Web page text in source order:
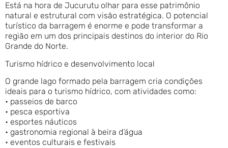
Está na hora de Jucurutu olhar para esse patrimônio
natural e estrutural com visão estratégica. O potencial
turístico da barragem é enorme e pode transformar a
região em um dos principais destinos do interior do Rio
Grande do Norte.
Turismo hídrico e desenvolvimento local
O grande lago formado pela barragem cria condições
ideais para o turismo hídrico, com atividades como:
• passeios de barco
• pesca esportiva
• esportes náuticos
• gastronomia regional à beira d’água
• eventos culturais e festivais